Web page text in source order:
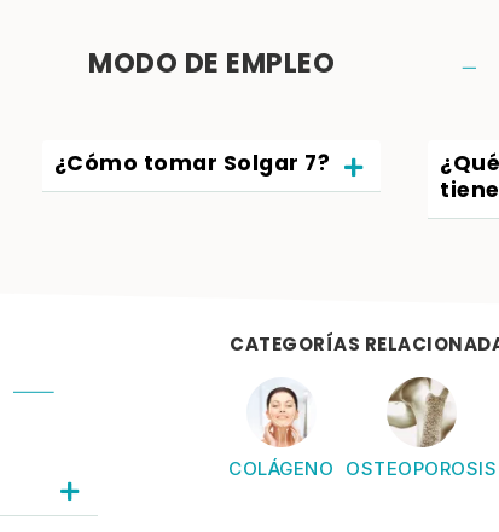
MODO DE EMPLEO
¿Cómo tomar Solgar 7?
CATEGORÍAS
COLÁGENO OSTEOPOROSIS